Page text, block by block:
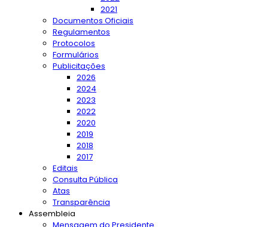
2021
Documentos Oficiais
Regulamentos
Protocolos
Formulários
Publicitações
2026
2024
2023
2022
2020
2019
2018
2017
Editais
Consulta Pública
Atas
Transparência
Assembleia